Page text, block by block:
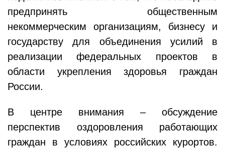
предпринять общественным
некоммерческим организациям, бизнесу и
государству для объединения усилий в
реализации федеральных проектов в
области укрепления здоровья граждан
России.
В центре внимания – обсуждение
перспектив оздоровления работающих
граждан в условиях российских курортов.